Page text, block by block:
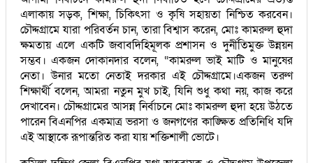
এলাকায় সড়ক, শিক্ষা, চিকিৎসা ও কৃষি সহায়তা নিশ্চিত করবেন।
চৌদ্দগ্রামে যারা পরিবর্তন চান, তারা বিশ্বাস করেন, মোঃ কামরুল হুদা
ক্ষমতায় এলে একটি জবাবদিহিমূলক প্রশাসন ও দুর্নীতিমুক্ত উন্নয়ন
সম্ভব। একজন দোকানদার বলেন, “কামরুল ভাই মাটি ও মানুষের
নেতা। উনার মতো নেতাই দরকার এই চৌদ্দগ্রামে।একজন তরুণ
শিক্ষার্থী বলেন, আমরা নতুন মুখ চাই, যিনি শুধু কথা নয়, কাজ করে
দেখাবেন। চৌদ্দগ্রামের আসন্ন নির্বাচনে মোঃ কামরুল হুদা হয়ে উঠতে
পারেন বিএনপির একমাত্র ভরসা ও জনগণের কাঙ্ক্ষিত প্রতিনিধি যদি
এই আস্থাকে রূপান্তরিত করা যায় শক্তিশালী ভোটে।